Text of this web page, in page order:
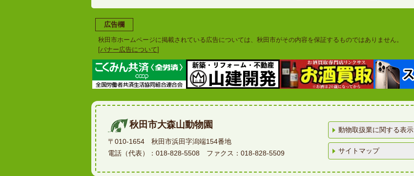
広告欄
秋田市ホームページに掲載されている広告については、秋田市がその内容を保証するものではありません。
[バナー広告について]
秋田市大森山動物園
〒010-1654 秋田市浜田字潟端154番地
電話（代表）：018-828-5508 ファクス：018-828-5509
動物取扱業に関する表示
サイトマップ